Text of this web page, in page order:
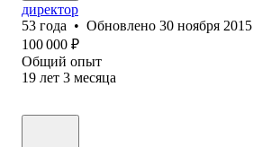
директор
53 года • Обновлено 30 ноября 2015
100 000 ₽
Общий опыт
19 лет 3 месяца